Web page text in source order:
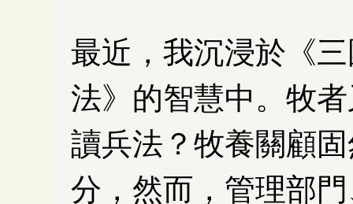
最近，我沉浸於《
法》的智慧中。牧
讀兵法？牧養關顧
分，然而，管理部